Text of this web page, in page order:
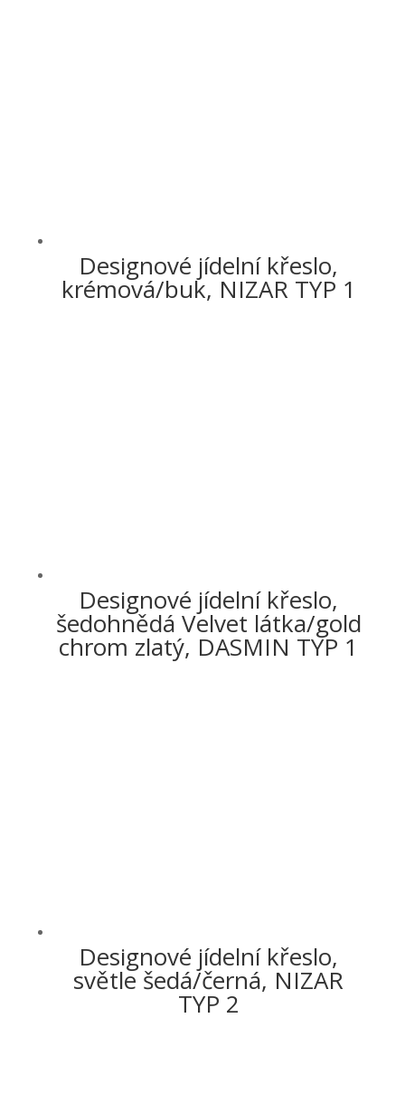
Designové jídelní křeslo,
krémová/buk, NIZAR TYP 1
Designové jídelní křeslo,
šedohnědá Velvet látka/gold
chrom zlatý, DASMIN TYP 1
Designové jídelní křeslo,
světle šedá/černá, NIZAR
TYP 2